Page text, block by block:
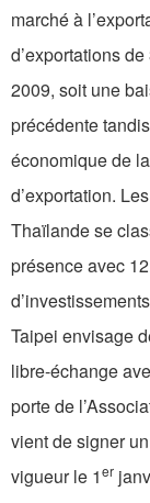
marché à
d’exportations
2009, soit une
précédente
économique de
d’exportation.
Thaïlande se
présence avec
Taipei envisage
libre-échange
porte de
vient de signer
vigueur le 1er